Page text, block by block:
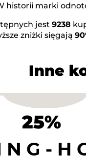
historii marki
jest 9238
zniżki sięgają
Inne
25%